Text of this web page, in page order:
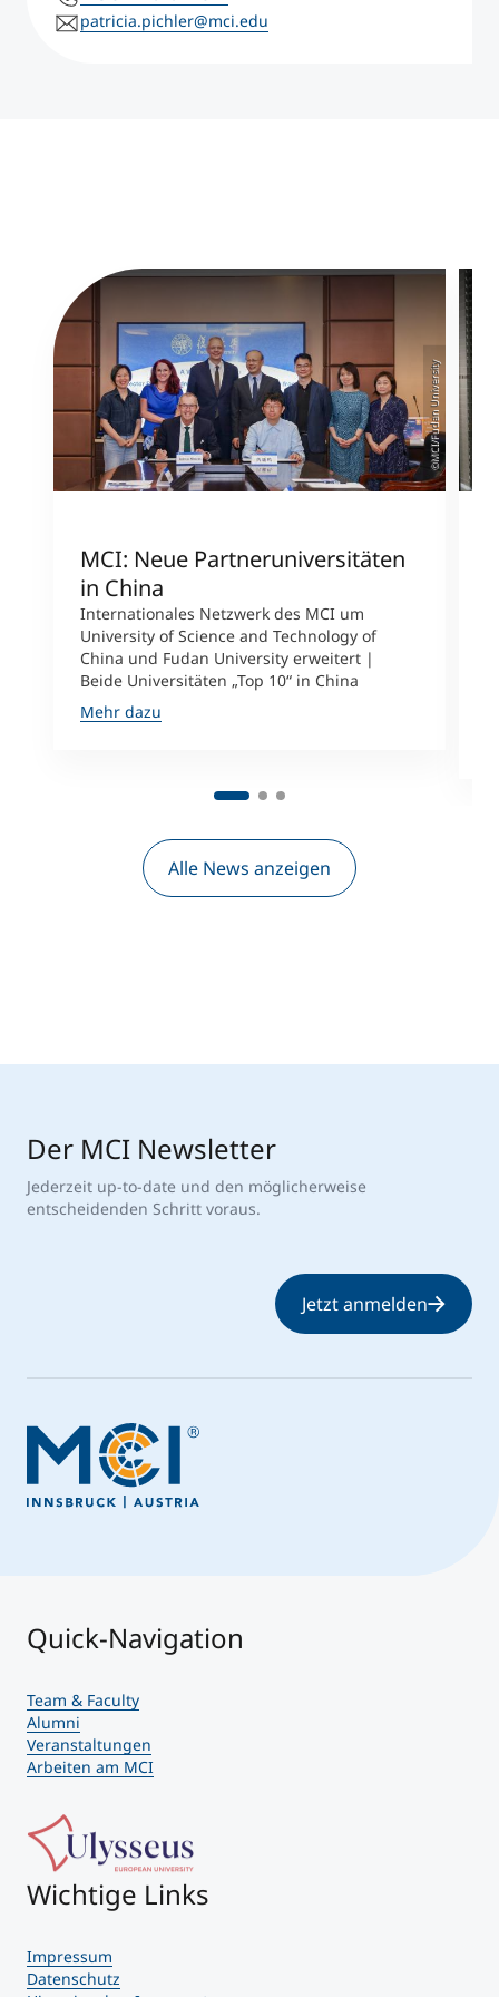
patricia.pichler@mci.edu
©MCI/Fudan University
MCI: Neue Partneruniversitäten
in China
Internationales Netzwerk des MCI um
University of Science and Technology of
China und Fudan University erweitert |
Beide Universitäten „Top 10“ in China
Mehr dazu
Alle News anzeigen
Der MCI Newsletter
Jederzeit up-to-date und den möglicherweise
entscheidenden Schritt voraus.
Jetzt anmelden
Quick-Navigation
Team & Faculty
Alumni
Veranstaltungen
Arbeiten am MCI
Wichtige Links
Impressum
Datenschutz